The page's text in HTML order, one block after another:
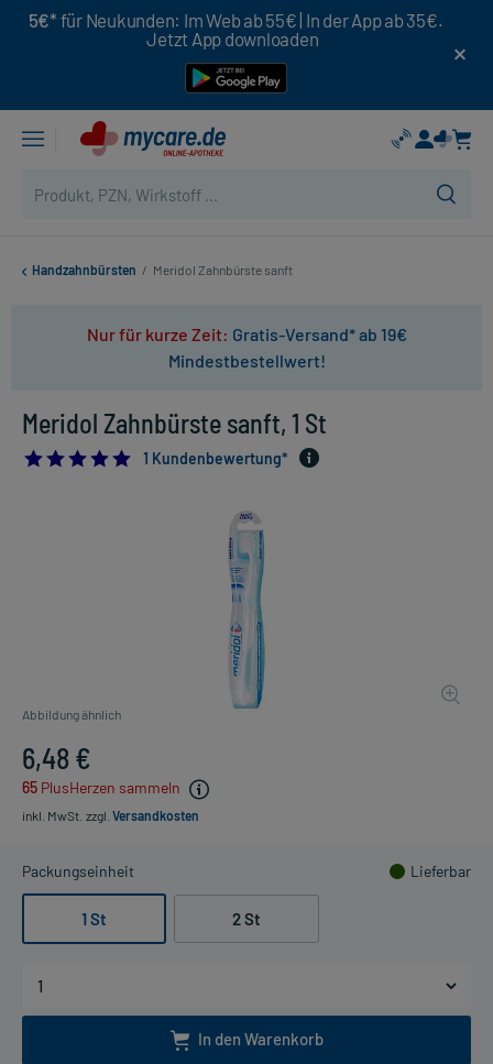
5€* für Neukunden: Im Web ab 55€ | In der App ab 35€.
Jetzt App downloaden
Handzahnbürsten / Meridol Zahnbürste sanft
Nur für kurze Zeit: Gratis-Versand* ab 19€
Mindestbestellwert!
Meridol Zahnbürste sanft, 1 St
5.01 Kundenbewertung*
Abbildung ähnlich
6,48 €
65 PlusHerzen sammeln
inkl. MwSt. zzgl. Versandkosten
Packungseinheit Lieferbar
1 St 2 St
In den Warenkorb